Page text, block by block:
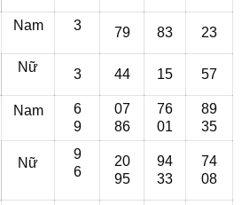
Nam 3 79 83 23
Nữ 3 44 15 57
Nam
6
9
07
86
76
01
89
35
Nữ
9
6
20
95
94
33
74
08